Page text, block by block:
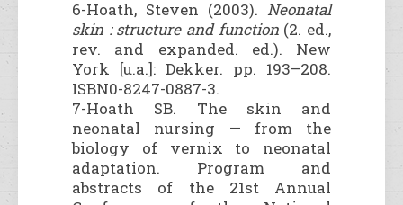
6-Hoath, Steven (2003). Neonatal
skin : structure and function(2. ed.,
rev. and expanded. ed.). New
York [u.a.]: Dekker. pp. 193–208.
ISBN0-8247-0887-3.
7-Hoath SB. The skin and
neonatal nursing — from the
biology of vernix to neonatal
adaptation. Program and
abstracts of the 21st Annual